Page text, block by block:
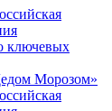
ключевых
Морозом»